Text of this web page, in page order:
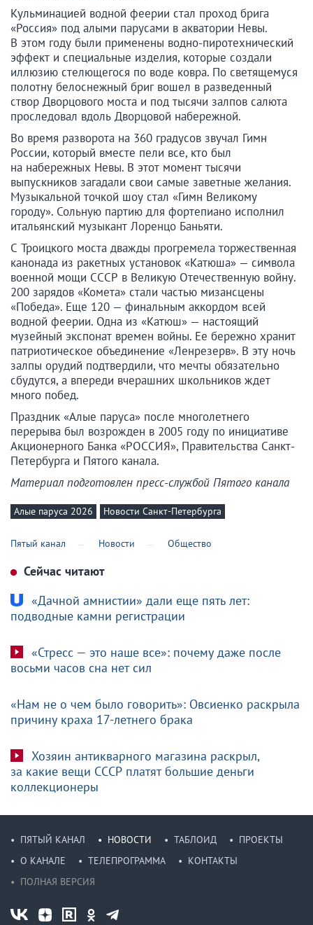
Кульминацией водной феерии стал проход брига
«Россия» под алыми парусами в акватории Невы.
В этом году были применены водно-пиротехнический
эффект и специальные изделия, которые создали
иллюзию стелющегося по воде ковра. По светящемуся
полотну белоснежный бриг вошел в разведенный
створ Дворцового моста и под тысячи залпов салюта
проследовал вдоль Дворцовой набережной.
Во время разворота на 360 градусов звучал Гимн
России, который вместе пели все, кто был
на набережных Невы. В этот момент тысячи
выпускников загадали свои самые заветные желания.
Музыкальной точкой шоу стал «Гимн Великому
городу». Сольную партию для фортепиано исполнил
итальянский музыкант Лоренцо Баньяти.
С Троицкого моста дважды прогремела торжественная
канонада из ракетных установок «Катюша» — символа
военной мощи СССР в Великую Отечественную войну.
200 зарядов «Комета» стали частью мизансцены
«Победа». Еще 120 — финальным аккордом всей
водной феерии. Одна из «Катюш» — настоящий
музейный экспонат времен войны. Ее бережно хранит
патриотическое объединение «Ленрезерв». В эту ночь
залпы орудий подтвердили, что мечты обязательно
сбудутся, а впереди вчерашних школьников ждет
много побед.
Праздник «Алые паруса» после многолетнего
перерыва был возрожден в 2005 году по инициативе
Акционерного Банка «РОССИЯ», Правительства Санкт-
Петербурга и Пятого канала.
Материал подготовлен пресс-службой Пятого канала
Алые паруса 2026 Новости Санкт-Петербурга
Пятый канал Новости Общество
Сейчас читают
«Дачной амнистии» дали еще пять лет:
подводные камни регистрации
«Стресс — это наше все»: почему даже после
восьми часов сна нет сил
«Нам не о чем было говорить»: Овсиенко раскрыла
причину краха 17-летнего брака
Хозяин антикварного магазина раскрыл,
за какие вещи СССР платят большие деньги
коллекционеры
ПЯТЫЙ КАНАЛ НОВОСТИ ТАБЛОИД
ПРОЕКТЫ
О КАНАЛЕ
ТЕЛЕПРОГРАММА
КОНТАКТЫ
ПОЛНАЯ ВЕРСИЯ